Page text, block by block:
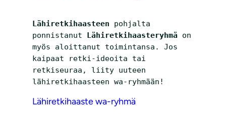
Lähiretkihaasteen pohjalta
ponnistanut Lähiretkihaasteryhmä on
myös aloittanut toimintansa. Jos
kaipaat retki-ideoita tai
retkiseuraa, liity uuteen
lähiretkihaasteen wa-ryhmään!
Lähiretkihaaste wa-ryhmä